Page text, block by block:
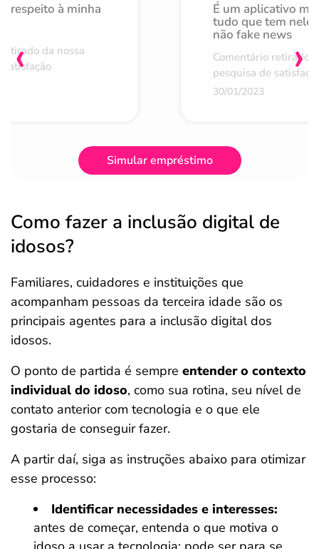
respeito à minha
da nossa
É um aplicativo
tudo que tem nele
não fake news
Comentário retirado
pesquisa de
30/01/2023
‹ ›
Simular empréstimo
Como fazer a inclusão digital de
idosos?
Familiares, cuidadores e instituições que
acompanham pessoas da terceira idade são os
principais agentes para a inclusão digital dos
idosos.
O ponto de partida é sempre entender o contexto
individual do idoso, como sua rotina, seu nível de
contato anterior com tecnologia e o que ele
gostaria de conseguir fazer.
A partir daí, siga as instruções abaixo para otimizar
esse processo:
Identificar necessidades e interesses:
antes de começar, entenda o que motiva o